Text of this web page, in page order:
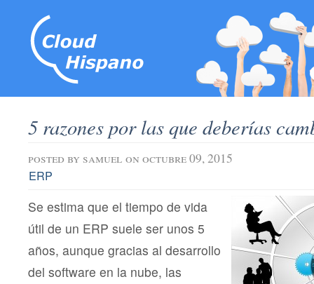
5 razones por las que deberías
posted by samuel on octubre 09, 2015
ERP
Se estima que el tiempo de vida
útil de un ERP suele ser unos 5
años, aunque gracias al desarrollo
del software en la nube, las